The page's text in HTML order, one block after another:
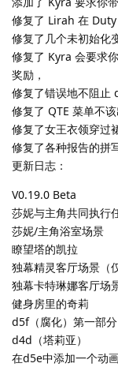
修复了 Lirah 在 Duty
修复了几个未初始化
修复了 Kyra 会要求
奖励，
修复了错误地不阻止
修复了 QTE 菜单不该
修复了女王衣领穿过
修复了各种报告的拼
更新日志：
V0.19.0 Beta
莎妮与主角共同执行
莎妮/主角浴室场景
瞭望塔的凯拉
独幕精灵客厅场景（
独幕卡特琳娜客厅场
健身房里的奇莉
d5f（腐化）第一部分
d4d（塔莉亚）
在d5e中添加一个动